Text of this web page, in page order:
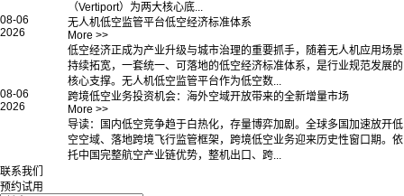
（Vertiport）为两大核心底...
08-06
2026
无人机低空监管平台低空经济标准体系
More >>
低空经济正成为产业升级与城市治理的重要抓手，随着无人机应用场景
持续拓宽，一套统一、可落地的低空经济标准体系，是行业规范发展的
核心支撑。无人机低空监管平台作为低空数...
08-06
2026
跨境低空业务投资机会：海外空域开放带来的全新增量市场
More >>
导读：国内低空竞争趋于白热化，存量博弈加剧。全球多国加速放开低
空空域、落地跨境飞行监管框架，跨境低空业务迎来历史性窗口期。依
托中国完整航空产业链优势，整机出口、跨...
联系我们
预约试用